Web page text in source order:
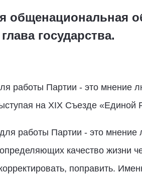
общенациональная
государства.
работы Партии - это мнение
на XIX Съезде «Единой
работы Партии - это
качество жизни
поправить.